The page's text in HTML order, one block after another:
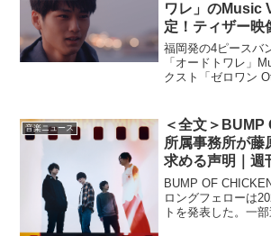
ワレ」のMusic
定！ティザー映
福岡発の4ピースバ
「オードトワレ」
クスト「ゼロワン
属モデルの中川大
音楽ニュース
＜全文＞BUMP
所属事務所が藤
求める声明｜週
BUMP OF
ロングフェローは
トを発表した。一